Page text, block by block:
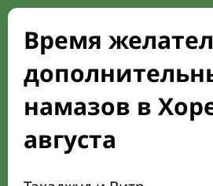
Время
намазов в
августа